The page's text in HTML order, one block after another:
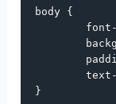
body {
}